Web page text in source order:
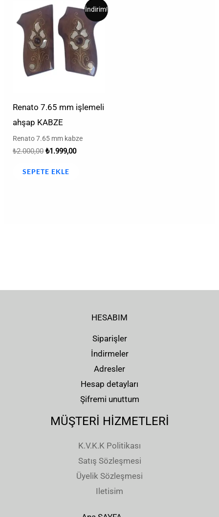
İndirim!
Renato 7.65 mm işlemeli
ahşap KABZE
Renato 7.65 mm kabze
₺2.000,00
Orijinal
₺2.000,00.
₺1.999,00
Şu
andaki
fiyat:
₺1.999,00.
SEPETE EKLE
HESABIM
Siparişler
İndirmeler
Adresler
Hesap detayları
Şifremi unuttum
MÜŞTERİ HİZMETLERİ
K.V.K.K Politikası
Satış Sözleşmesi
Üyelik Sözleşmesi
Iletisim